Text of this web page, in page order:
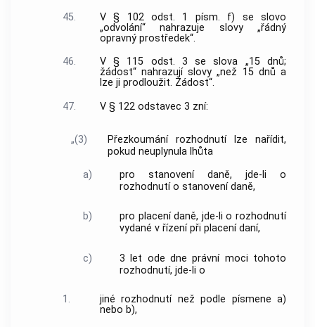
45.
V § 102 odst. 1 písm. f) se slovo
„odvolání“ nahrazuje slovy „řádný
opravný prostředek“.
46.
V § 115 odst. 3 se slova „15 dnů;
žádost“ nahrazují slovy „než 15 dnů a
lze ji prodloužit. Žádost“.
47.
V § 122 odstavec 3 zní:
„(3)
Přezkoumání rozhodnutí lze nařídit,
pokud neuplynula lhůta
a)
pro stanovení daně, jde-li o
rozhodnutí o stanovení daně,
b)
pro placení daně, jde-li o rozhodnutí
vydané v řízení při placení daní,
c)
3 let ode dne právní moci tohoto
rozhodnutí, jde-li o
1.
jiné rozhodnutí než podle písmene a)
nebo b),